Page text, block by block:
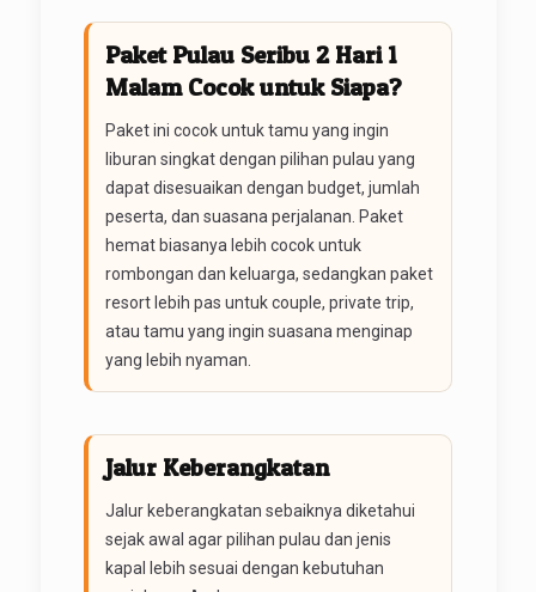
Paket Pulau Seribu 2 Hari 1
Malam Cocok untuk Siapa?
Paket ini cocok untuk tamu yang ingin
liburan singkat dengan pilihan pulau yang
dapat disesuaikan dengan budget, jumlah
peserta, dan suasana perjalanan. Paket
hemat biasanya lebih cocok untuk
rombongan dan keluarga, sedangkan paket
resort lebih pas untuk couple, private trip,
atau tamu yang ingin suasana menginap
yang lebih nyaman.
Jalur Keberangkatan
Jalur keberangkatan sebaiknya diketahui
sejak awal agar pilihan pulau dan jenis
kapal lebih sesuai dengan kebutuhan